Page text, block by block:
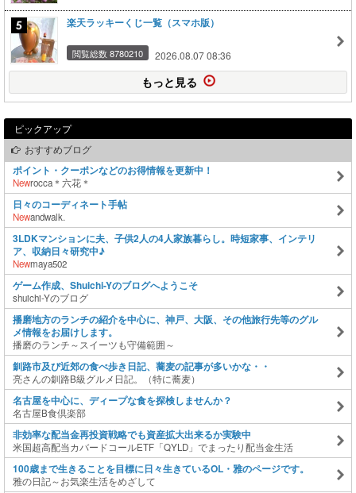
楽天ラッキーくじ一覧（スマホ版）
閲覧総数 8780210 2026.08.07 08:36
もっと見る
ピックアップ
おすすめブログ
ポイント・クーポンなどのお得情報を更新中！
Newrocca＊六花＊
日々のコーディネート手帖
Newandwalk.
3LDKマンションに夫、子供2人の4人家族暮らし。時短家事、インテリ
ア、収納日々研究中♪
Newmaya502
ゲーム作成、Shuichi-Yのブログへようこそ
shuichi-Yのブログ
播磨地方のランチの紹介を中心に、神戸、大阪、その他旅行先等のグル
メ情報をお届けします。
播磨のランチ～スイーツも守備範囲～
釧路市及び近郊の食べ歩き日記、蕎麦の記事が多いかな・・
亮さんの釧路B級グルメ日記。（特に蕎麦）
名古屋を中心に、ディープな食を探検しませんか？
名古屋B食倶楽部
非効率な配当金再投資戦略でも資産拡大出来るか実験中
米国超高配当カバードコールETF「QYLD」でまったり配当金生活
100歳まで生きることを目標に日々生きているOL・雅のページです。
雅の日記～お気楽生活をめざして